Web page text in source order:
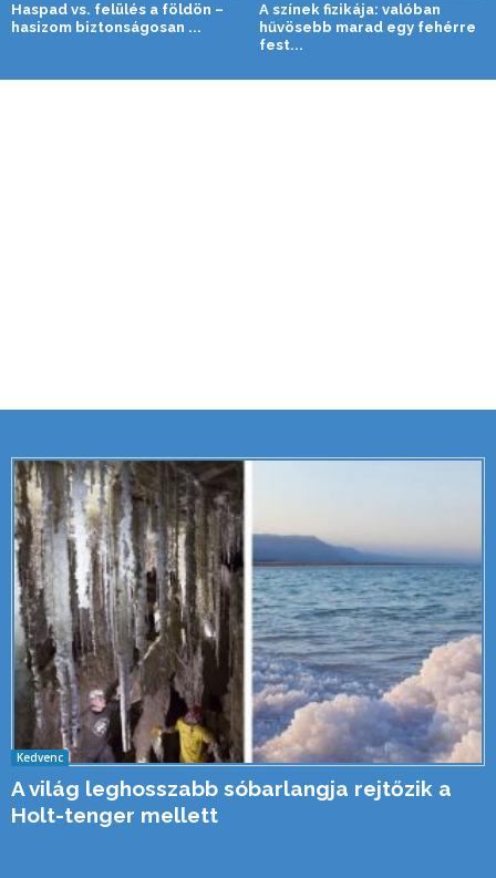
Haspad vs. felülés a földön –
hasizom biztonságosan ...
A színek fizikája: valóban
hűvösebb marad egy fehérre
fest...
Kedvenc
A világ leghosszabb sóbarlangja rejtőzik a
Holt-tenger mellett